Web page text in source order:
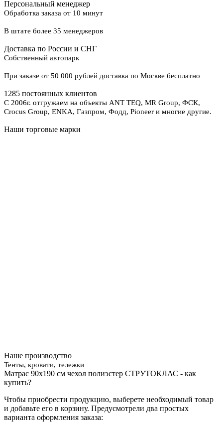
Персональный менеджер
Обработка заказа от 10 минут
В штате более 35 менеджеров
Доставка по России и СНГ
Собственный автопарк
При заказе от 50 000 рублей доставка по Москве бесплатно
1285 постоянных клиентов
С 2006г. отгружаем на объекты ANT TEQ, MR Group, ФСК,
Crocus Group, ENKA, Газпром, Фодд, Pioneer и многие другие.
Наши торговые марки
Наше производство
Тенты, кровати, тележки
Матрас 90х190 см чехол полиэстер СТРУТОКЛАС - как
купить?
Чтобы приобрести продукцию, выберете необходимый товар
и добавьте его в корзину. Предусмотрели два простых
варианта оформления заказа: